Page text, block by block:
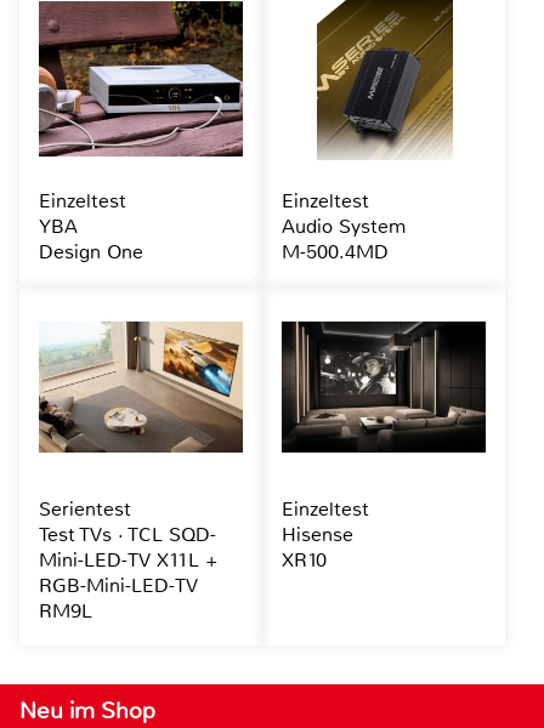
Neu im Shop
Einzeltest
YBA
Design One
Einzeltest
Audio System
M-500.4MD
Serientest
Test TVs · TCL SQD-
Mini-LED-TV X11L +
RGB-Mini-LED-TV
RM9L
Einzeltest
Hisense
XR10